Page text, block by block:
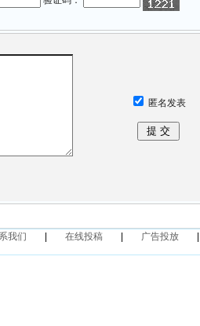
我们 在线投稿 广告投放